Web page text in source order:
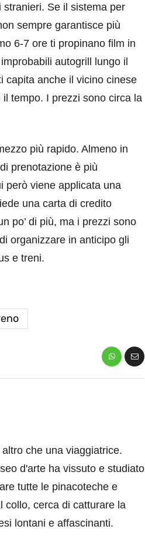
stranieri. Se il sistema per
sempre garantisce più
6-7 ore ti propinano film in
autogrill lungo il
capita anche il vicino cinese
tempo. I prezzi sono circa la
più rapido. Almeno in
prenotazione è più
però viene applicata una
una carta di credito
po’ di più, ma i prezzi sono
organizzare in anticipo gli
e treni.
che una viaggiatrice.
d'arte ha vissuto e studiato
tutte le pinacoteche e
collo, cerca di catturare la
lontani e affascinanti.